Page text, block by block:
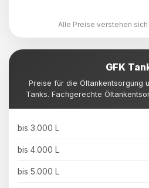
Alle Preise verstehen sich
GFK
Preise für die Öltankentsorgung
Tanks. Fachgerechte
bis 3.000 L
bis 4.000 L
bis 5.000 L